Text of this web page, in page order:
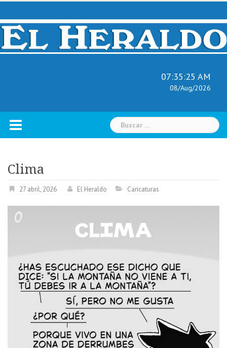
Skip
content
07:35:26 AM
08/Aug/2026
Buscar:
Clima
27 abril, 2026 El Heraldo Caricaturas